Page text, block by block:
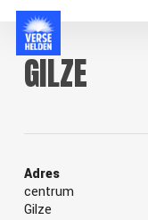
Skip
main
contentGILZE
Adres
centrum
Gilze